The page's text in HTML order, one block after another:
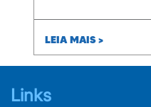
LEIA MAIS >
Links